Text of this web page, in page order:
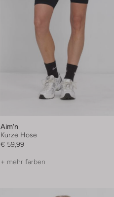
Aim'n
Kurze Hose
€ 59,99
+ mehr farben